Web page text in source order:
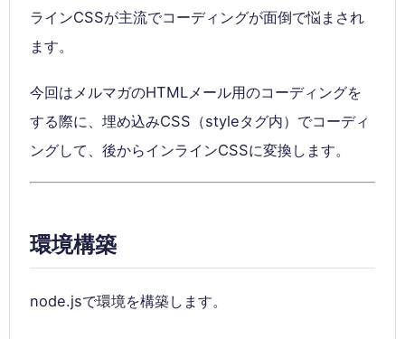
ラインCSSが主流でコーディングが面倒で悩まされ
ます。
今回はメルマガのHTMLメール用のコーディングを
する際に、埋め込みCSS（styleタグ内）でコーディ
ングして、後からインラインCSSに変換します。
環境構築
node.jsで環境を構築します。